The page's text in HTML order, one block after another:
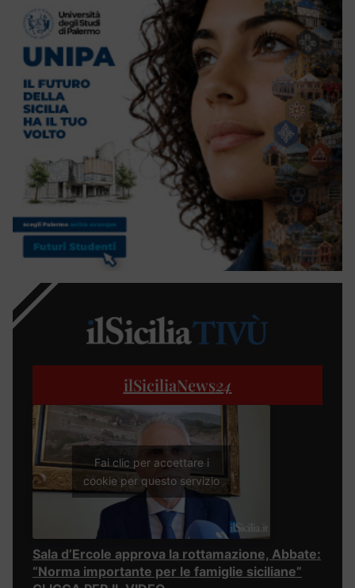
ilSiciliaNews24
Fai clic per accettare i
cookie per questo servizio
Sala d’Ercole approva la rottamazione, Abbate:
“Norma importante per le famiglie siciliane”